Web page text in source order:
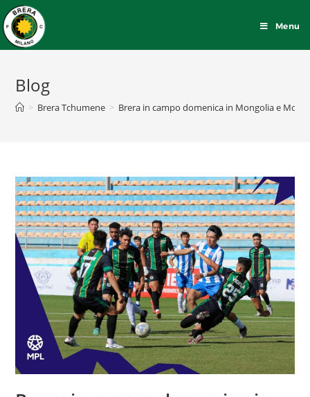
Menu
Blog
> Brera Tchumene > Brera in campo domenica in Mongolia e